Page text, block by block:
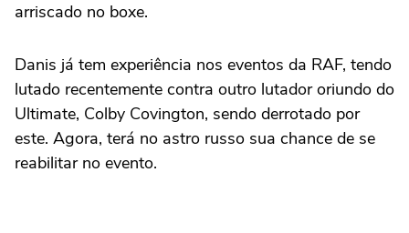
arriscado no boxe.
Danis já tem experiência nos eventos da RAF, tendo
lutado recentemente contra outro lutador oriundo do
Ultimate, Colby Covington, sendo derrotado por
este. Agora, terá no astro russo sua chance de se
reabilitar no evento.